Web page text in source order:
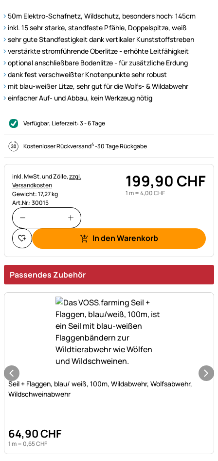
50m Elektro-Schafnetz, Wildschutz, besonders hoch: 145cm
inkl. 15 sehr starke, standfeste Pfähle, Doppelspitze, weiß
sehr gute Standfestigkeit dank vertikaler Kunststoffstreben
verstärkte stromführende Oberlitze - erhöhte Leitfähigkeit
optional anschließbare Bodenlitze - für zusätzliche Erdung
dank fest verschweißter Knotenpunkte sehr robust
mit blau-weißer Litze, sehr gut für die Wolfs- & Wildabwehr
einfacher Auf- und Abbau, kein Werkzeug nötig
Verfügbar, Lieferzeit:3 - 6 Tage
Kostenloser Rückversand4-30 Tage Rückgabe
Steuerhinweis:
inkl. MwSt. und Zölle,zzgl.
Versandkosten
Gewicht: 17,27 kg
Art.Nr.: 30015
199,90 CHF
1 m =4,00CHF
In den Warenkorb
Passendes Zubehör
Noch keine Bewertungen abgegeben
Seil + Flaggen, blau/ weiß, 100m, Wildabwehr, Wolfsabwehr,
Wildschweinabwehr
64,90CHF
1 m = 0,65CHF